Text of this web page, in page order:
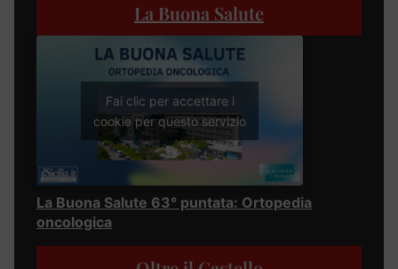
La Buona Salute
Fai clic per accettare i
cookie per questo servizio
La Buona Salute 63° puntata: Ortopedia
oncologica